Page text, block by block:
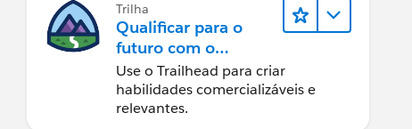
Trilha
Qualificar para o
futuro com o
Trailhead
Use o Trailhead para criar
habilidades comercializáveis e
relevantes.